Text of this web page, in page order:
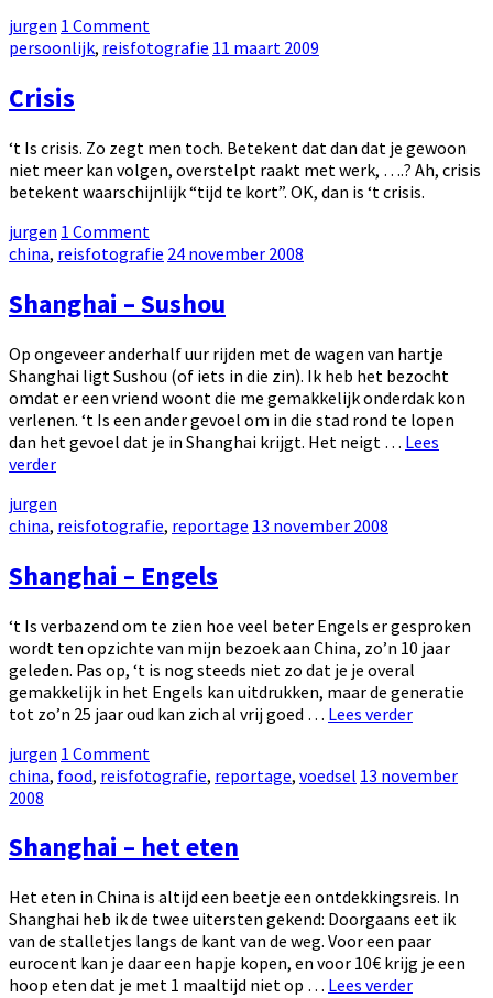
by
jurgen 1 Comment
Categories:
persoonlijk, reisfotografie Posted
11 maart 2009
Crisis
‘t Is crisis. Zo zegt men toch. Betekent dat dan dat je gewoon
niet meer kan volgen, overstelpt raakt met werk, ….? Ah, crisis
betekent waarschijnlijk “tijd te kort”. OK, dan is ‘t crisis.
by
jurgen 1 Comment
Categories:
china, reisfotografie Posted
24 november 2008
Shanghai – Sushou
Op ongeveer anderhalf uur rijden met de wagen van hartje
Shanghai ligt Sushou (of iets in die zin). Ik heb het bezocht
omdat er een vriend woont die me gemakkelijk onderdak kon
verlenen. ‘t Is een ander gevoel om in die stad rond te lopen
dan het gevoel dat je in Shanghai krijgt. Het neigt … Lees
verderShanghai
Sushou
by
jurgen
Categories:
china, reisfotografie, reportage Posted
13 november 2008
Shanghai – Engels
‘t Is verbazend om te zien hoe veel beter Engels er gesproken
wordt ten opzichte van mijn bezoek aan China, zo’n 10 jaar
geleden. Pas op, ‘t is nog steeds niet zo dat je je overal
gemakkelijk in het Engels kan uitdrukken, maar de generatie
tot zo’n 25 jaar oud kan zich al vrij goed … Lees verderShanghai
by
jurgen 1 Comment
Categories:
china, food, reisfotografie, reportage, voedsel Posted
13 november
2008
Shanghai – het eten
Het eten in China is altijd een beetje een ontdekkingsreis. In
Shanghai heb ik de twee uitersten gekend: Doorgaans eet ik
van de stalletjes langs de kant van de weg. Voor een paar
eurocent kan je daar een hapje kopen, en voor 10€ krijg je een
hoop eten dat je met 1 maaltijd niet op … Lees verderShanghai